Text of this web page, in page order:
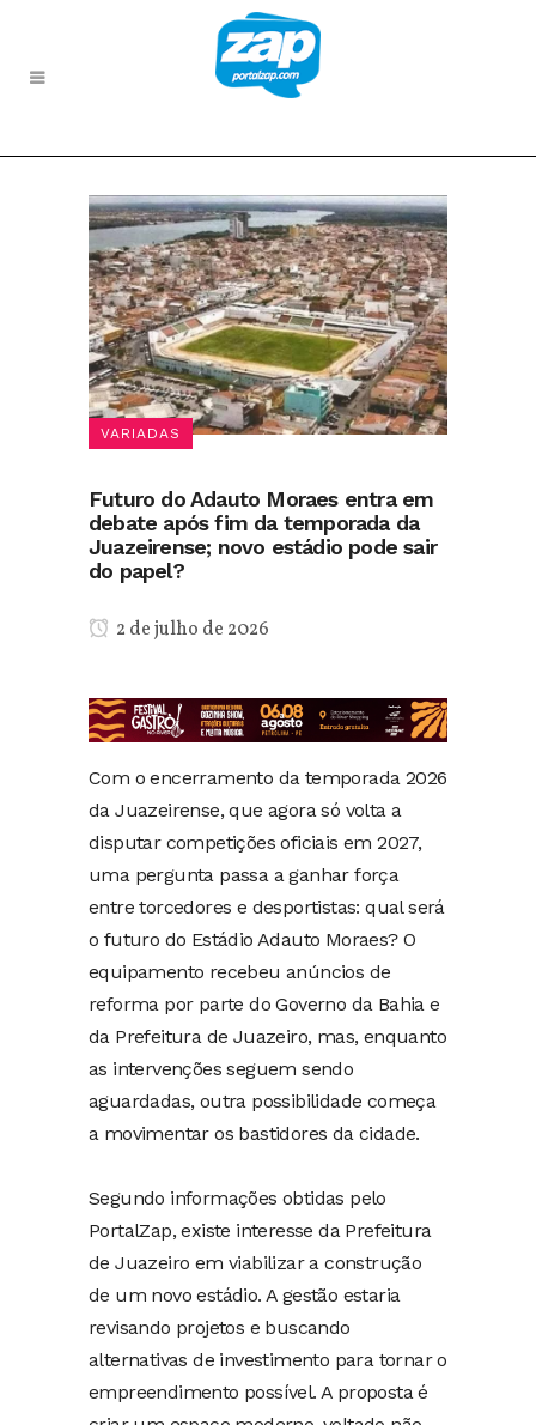
VARIADAS
Futuro do Adauto Moraes entra em
debate após fim da temporada da
Juazeirense; novo estádio pode sair
do papel?
2 de julho de 2026
Com o encerramento da temporada 2026
da Juazeirense, que agora só volta a
disputar competições oficiais em 2027,
uma pergunta passa a ganhar força
entre torcedores e desportistas: qual será
o futuro do Estádio Adauto Moraes? O
equipamento recebeu anúncios de
reforma por parte do Governo da Bahia e
da Prefeitura de Juazeiro, mas, enquanto
as intervenções seguem sendo
aguardadas, outra possibilidade começa
a movimentar os bastidores da cidade.
Segundo informações obtidas pelo
PortalZap, existe interesse da Prefeitura
de Juazeiro em viabilizar a construção
de um novo estádio. A gestão estaria
revisando projetos e buscando
alternativas de investimento para tornar o
empreendimento possível. A proposta é